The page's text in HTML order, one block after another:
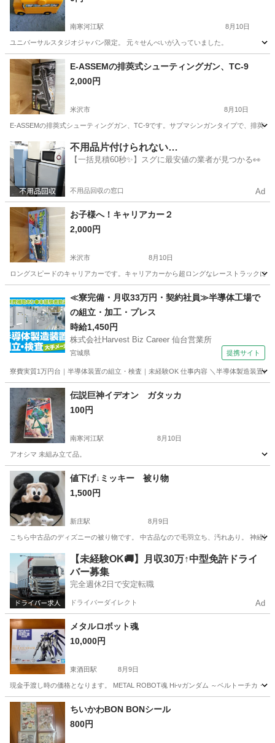
南寒河江駅 8月10日
ユニバーサルスタジオジャパン限定。 元々せんべいが入っていました。
山形 寒河江市 ミニカー スクールバス
E-ASSEMの排莢式シューティングガン、TC-9
2,000円
米沢市 8月10日
E-ASSEMの排莢式シューティングガン、TC-9です。サブマシンガンタイプで、排莢
山形 米沢市 模型、プラモデル
不用品片付けられない…
【一括見積60秒✨】スグに最安値の業者が見つかる👀
不用品回収の窓口 Ad
お子様へ！キャリアカー２
2,000円
米沢市 8月10日
ロングスピードのキャリアカーです。キャリアカーから超ロングなレーストラックに
ミニカー
≪寮完備・月収33万円・契約社員≫半導体工場で
の組立・加工・プレス
時給1,450円
株式会社Harvest Biz Career 仙台営業所
宮城県 提携サイト
寮費実質1万円台｜半導体装置の組立・検査｜未経験OK 仕事内容 ＼半導体製造装置
宮城 その他
伝説巨神イデオン ガタッカ
100円
南寒河江駅 8月10日
アオシマ 未組み立て品。
山形 寒河江市 南寒河江駅 模型、プラモデル
値下げ↓ミッキー 被り物
1,500円
新庄駅 8月9日
こちら中古品のディズニーの被り物です。 中古品なので毛羽立ち、汚れあり。 神経
山形 新庄市 新庄駅 おもちゃ 被り物
【未経験OK🚚】月収30万↑中型免許ドライ
バー募集
完全週休2日で安定転職
ドライバーダイレクト Ad
メタルロボット魂
10,000円
東酒田駅 8月9日
現金手渡し時の価格となります。 METAL ROBOT魂 Hi-νガンダム ～ベルトーチカ・
山形 酒田市 東酒田駅
ちいかわBON BONシール
800円